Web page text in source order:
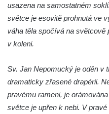
Socha Tygr v ZOO Hluboká
Socha Želva v ZOO Hluboká
usazena na samostatném
světce je esovitě prohnutá ve
váha těla spočívá na světcově
v koleni.
Sv. Jan Nepomucký je oděn v
dramaticky zřasené drapérii.
pravému rameni, je
světce je upřen k nebi. V